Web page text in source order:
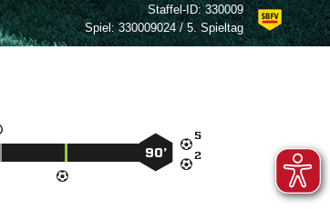
Staffel-ID:330009
Spiel:330009024 / 5. Spieltag


90’